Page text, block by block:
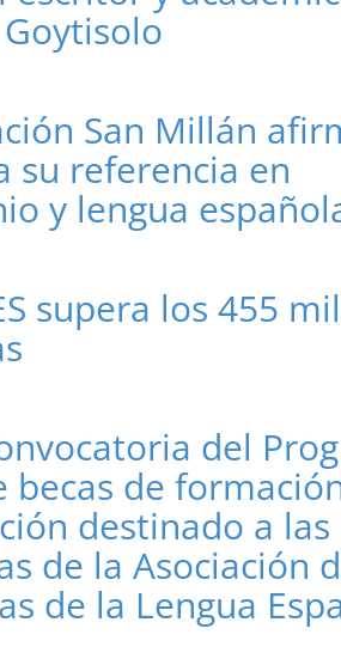
Goytisolo
San Millán
su referencia en
y lengua
supera los 455
del
becas de
destinado a las
de la Asociación
de la Lengua